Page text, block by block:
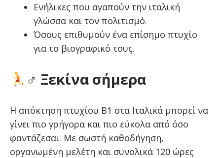
Ενήλικες που αγαπούν την ιταλική
γλώσσα και τον πολιτισμό.
Όσους επιθυμούν ένα επίσημο πτυχίο
για το βιογραφικό τους.
‍♂ Ξεκίνα σήμερα
Η απόκτηση πτυχίου Β1 στα Ιταλικά μπορεί να
γίνει πιο γρήγορα και πιο εύκολα από όσο
φαντάζεσαι. Με σωστή καθοδήγηση,
οργανωμένη μελέτη και συνολικά 120 ώρες